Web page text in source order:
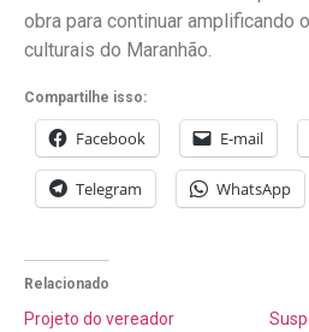
obra para continuar amplificando
culturais do Maranhão.
Compartilhe isso:
Facebook E-mail
Telegram WhatsApp
Relacionado
Projeto do vereador